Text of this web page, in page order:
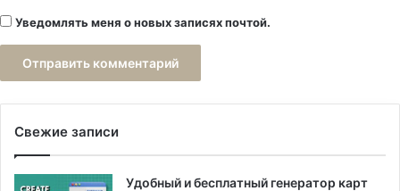
Уведомлять меня о новых записях почтой.
Свежие записи
Удобный и бесплатный генератор карт